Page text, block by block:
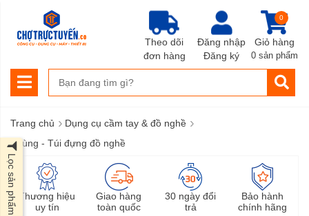
Đăng nhập
Đăng ký
Giỏ hàng
0
0 sản phẩm
Theo dõi
đơn hàng
Trang chủ › Dụng cụ cầm tay & đồ nghề ›
Thùng - Túi đựng đồ nghề
Thương hiệu
uy tín
Giao hàng
toàn quốc
30 ngày đổi
trả
Bảo hành
chính hãng
Lọc sản phẩm